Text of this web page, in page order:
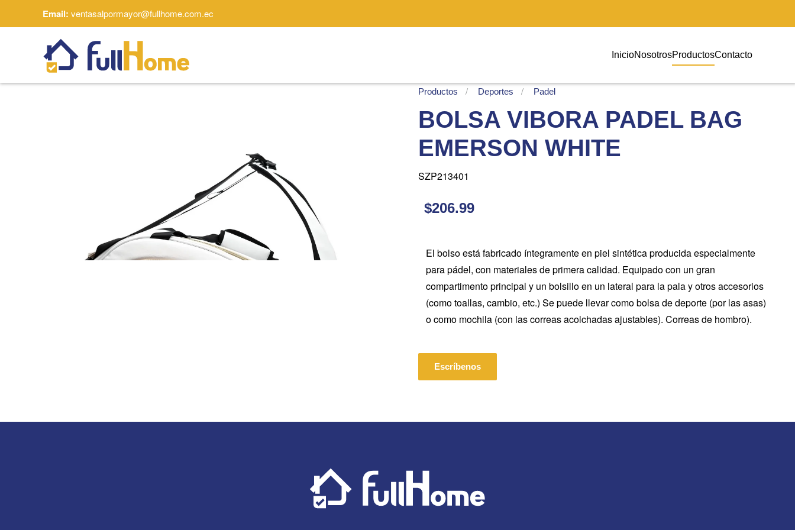
Email: ventasalpormayor@fullhome.com.ec
InicioNosotrosProductosContacto
Productos Deportes Padel
BOLSA VIBORA PADEL BAG
EMERSON WHITE
SZP213401
$206.99
El bolso está fabricado íntegramente en piel sintética producida especialmente
para pádel, con materiales de primera calidad. Equipado con un gran
compartimento principal y un bolsillo en un lateral para la pala y otros accesorios
(como toallas, cambio, etc.) Se puede llevar como bolsa de deporte (por las asas)
o como mochila (con las correas acolchadas ajustables). Correas de hombro).
Escríbenos